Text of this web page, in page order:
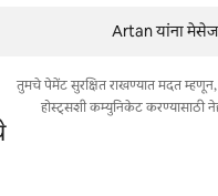
Artan यांना
तुमचे पेमेंट सुरक्षित राखण्यात मदत
होस्ट्सशी कम्युनिकेट करण्यासाठी